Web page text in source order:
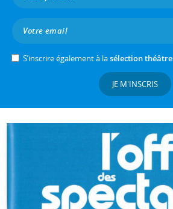
S’inscrire également à lasélection théâtre
JE M'INSCRIS